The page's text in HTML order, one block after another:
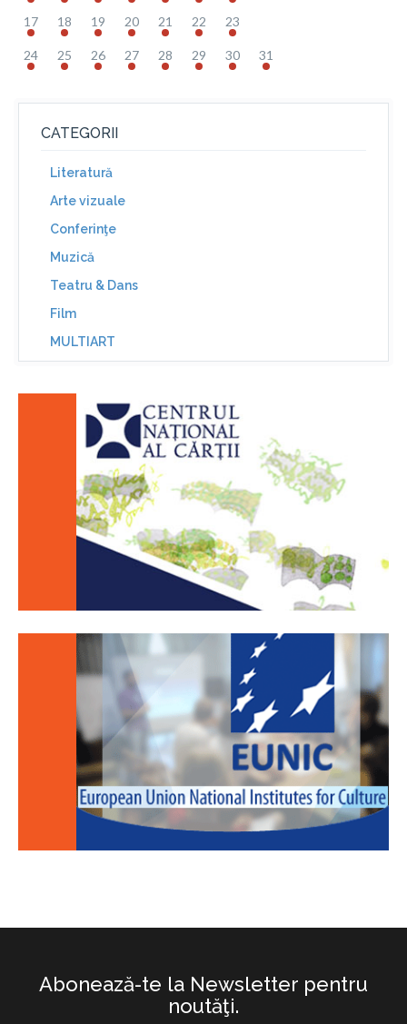
17 18 19 20 21 22 23
24 25 26 27 28 29 30 31
CATEGORII
Literatură
Arte vizuale
Conferinţe
Muzică
Teatru & Dans
Film
MULTIART
Abonează-te la Newsletter pentru
noutăţi.